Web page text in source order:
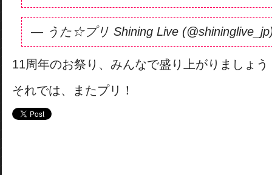
— うた☆プリ Shining Live
11周年のお祭り、みんなで盛り上がりましょう
それでは、またプリ！